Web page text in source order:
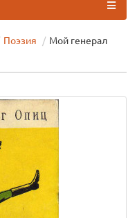
Поэзия Мой генерал